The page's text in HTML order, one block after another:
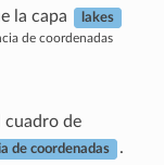
la capa lakes
de coordenadas
cuadro de
de coordenadas .